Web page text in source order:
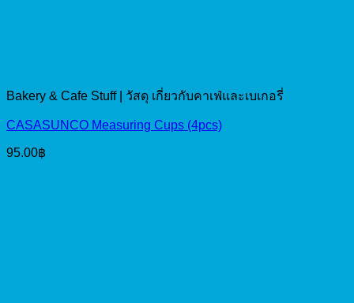
Bakery & Cafe Stuff | วัสดุ เกี่ยวกับคาเฟ่และเบเกอรี่
CASASUNCO Measuring Cups (4pcs)
95.00฿